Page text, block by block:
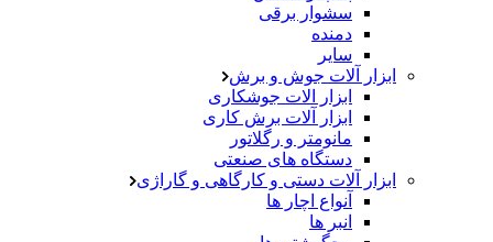
سشوار برقی
دمنده
سایر
ابزار آلات جوش و برش
ابزار الات جوشکاری
ابزار آلات برش کاری
مانومتر و رگلاتور
دستگاه های صنعتی
ابزار آلات دستی و کارگاهی و گاراژی
آنواع اچار ها
انبر ها